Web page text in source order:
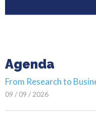
Agenda
From Research to
09 / 09 / 2026